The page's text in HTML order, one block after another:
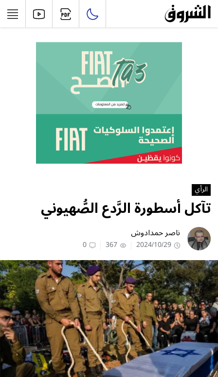
الرأي
تآكل أسطورة الرَّدع الصُّهيوني
ناصر حمدادوش
2024/10/29
367
0